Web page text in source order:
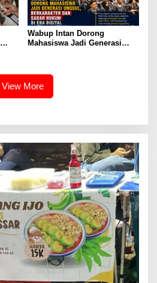
Wabup Intan Dorong
Mahasiswa Jadi Generasi
View More